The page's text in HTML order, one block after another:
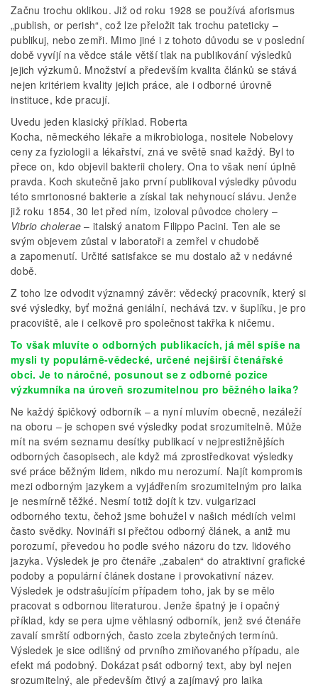
Začnu trochu oklikou. Již od roku 1928 se používá aforismus
„publish, or perish“, což lze přeložit tak trochu pateticky –
publikuj, nebo zemři. Mimo jiné i z tohoto důvodu se v poslední
době vyvíjí na vědce stále větší tlak na publikování výsledků
jejich výzkumů. Množství a především kvalita článků se stává
nejen kritériem kvality jejich práce, ale i odborné úrovně
instituce, kde pracují.
Uvedu jeden klasický příklad. Roberta
Kocha, německého lékaře a mikrobiologa, nositele Nobelovy
ceny za fyziologii a lékařství, zná ve světě snad každý. Byl to
přece on, kdo objevil bakterii cholery. Ona to však není úplně
pravda. Koch skutečně jako první publikoval výsledky původu
této smrtonosné bakterie a získal tak nehynoucí slávu. Jenže
již roku 1854, 30 let před ním, izoloval původce cholery –
Vibrio cholerae – italský anatom Filippo Pacini. Ten ale se
svým objevem zůstal v laboratoři a zemřel v chudobě
a zapomenutí. Určité satisfakce se mu dostalo až v nedávné
době.
Z toho lze odvodit významný závěr: vědecký pracovník, který si
své výsledky, byť možná geniální, nechává tzv. v šuplíku, je pro
pracoviště, ale i celkově pro společnost takřka k ničemu.
To však mluvíte o odborných publikacích, já měl spíše na
mysli ty populárně-vědecké, určené nejširší čtenářské
obci. Je to náročné, posunout se z odborné pozice
výzkumníka na úroveň srozumitelnou pro běžného laika?
Ne každý špičkový odborník – a nyní mluvím obecně, nezáleží
na oboru – je schopen své výsledky podat srozumitelně. Může
mít na svém seznamu desítky publikací v nejprestižnějších
odborných časopisech, ale když má zprostředkovat výsledky
své práce běžným lidem, nikdo mu nerozumí. Najít kompromis
mezi odborným jazykem a vyjádřením srozumitelným pro laika
je nesmírně těžké. Nesmí totiž dojít k tzv. vulgarizaci
odborného textu, čehož jsme bohužel v našich médiích velmi
často svědky. Novináři si přečtou odborný článek, a aniž mu
porozumí, převedou ho podle svého názoru do tzv. lidového
jazyka. Výsledek je pro čtenáře „zabalen“ do atraktivní grafické
podoby a populární článek dostane i provokativní název.
Výsledek je odstrašujícím případem toho, jak by se mělo
pracovat s odbornou literaturou. Jenže špatný je i opačný
příklad, kdy se pera ujme věhlasný odborník, jenž své čtenáře
zavalí smrští odborných, často zcela zbytečných termínů.
Výsledek je sice odlišný od prvního zmiňovaného případu, ale
efekt má podobný. Dokázat psát odborný text, aby byl nejen
srozumitelný, ale především čtivý a zajímavý pro laika